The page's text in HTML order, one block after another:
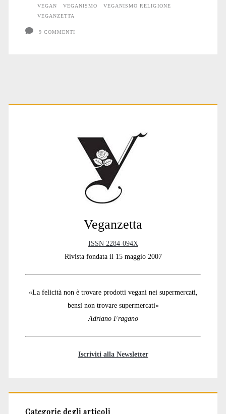
VEGAN
VEGANISMO
VEGANISMO RELIGIONE
VEGANZETTA
9 COMMENTI
Primary
Veganzetta
ISSN 2284-094X
Rivista fondata il 15 maggio 2007
«La felicità non è trovare prodotti vegani nei supermercati,
bensì non trovare supermercati»
Adriano Fragano
Iscriviti alla Newsletter
Categorie degli articoli